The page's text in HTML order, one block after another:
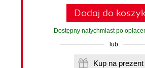
Dodaj do
Dostępny natychmiast po
lub
Kup na prezent